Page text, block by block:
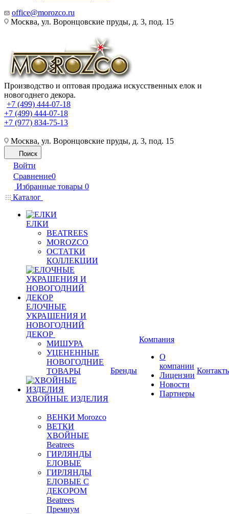
office@morozco.ru
Москва, ул. Воронцовские пруды, д. 3, под. 15
Производство и оптовая продажа искусственных елок и
новогоднего декора.
+7 (499) 444-07-18
+7 (499) 444-07-18
+7 (977) 834-75-13
Москва, ул. Воронцовские пруды, д. 3, под. 15
Поиск
Войти
Сравнение0
Избранные товары 0
Каталог
ЕЛКИ
BEATREES
MOROZCO
ОСТАТКИ
КОЛЛЕКЦИИ
ЕЛОЧНЫЕ
УКРАШЕНИЯ И
НОВОГОДНИЙ
ДЕКОР
МИШУРА
УЦЕНЕННЫЕ
НОВОГОДНИЕ
ТОВАРЫ
ХВОЙНЫЕ ИЗДЕЛИЯ
ВЕНКИ Morozco
ВЕТКИ
ХВОЙНЫЕ
Beatrees
ГИРЛЯНДЫ
ЕЛОВЫЕ
ГИРЛЯНДЫ
ЕЛОВЫЕ С
ДЕКОРОМ
Beatrees
Премиум
Бренды
Компания
О
компании
Лицензии
Новости
Партнеры